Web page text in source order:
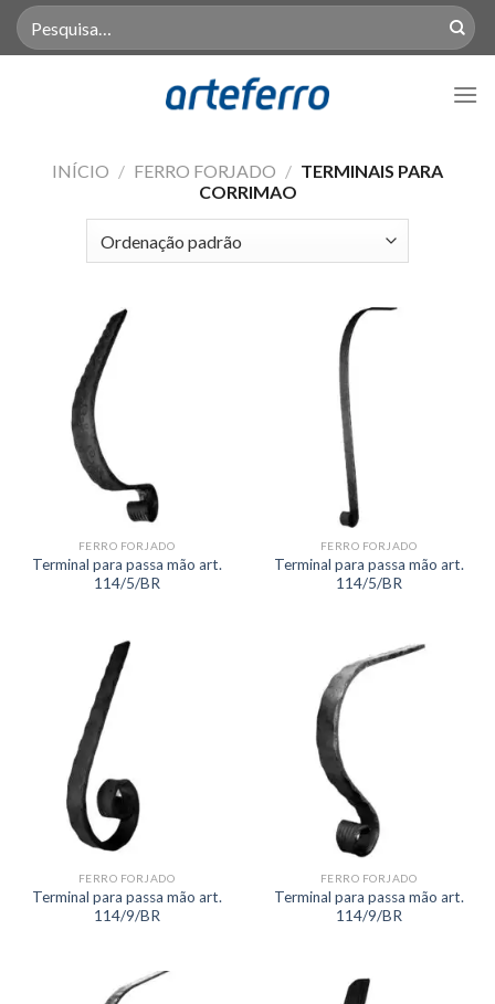
SkipPesquisar
por:
INÍCIO / FERRO FORJADO / TERMINAIS PARA
CORRIMAO
FERRO FORJADO
Terminal para passa mão art.
114/5/BR
FERRO FORJADO
Terminal para passa mão art.
114/5/BR
FERRO FORJADO
Terminal para passa mão art.
114/9/BR
FERRO FORJADO
Terminal para passa mão art.
114/9/BR